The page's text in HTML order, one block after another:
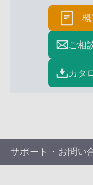
概
ご相
カタ
サポート・お問い